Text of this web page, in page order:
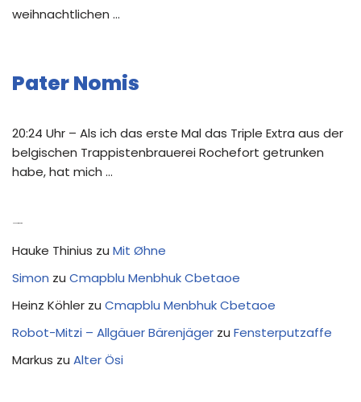
weihnachtlichen …
Pater Nomis
20:24 Uhr – Als ich das erste Mal das Triple Extra aus der
belgischen Trappistenbrauerei Rochefort getrunken
habe, hat mich …
Hauke Thinius zu Mit Øhne
Simon zu Cmapblu Menbhuk Cbetaoe
Heinz Köhler zu Cmapblu Menbhuk Cbetaoe
Robot-Mitzi – Allgäuer Bärenjäger zu Fensterputzaffe
Markus zu Alter Ösi